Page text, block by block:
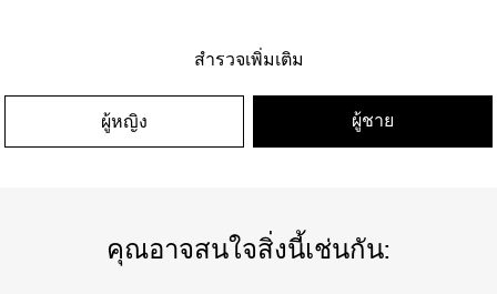
สำรวจเพิ่มเติม
ผู้หญิง ผู้ชาย
คุณอาจสนใจสิ่งนี้เช่นกัน: